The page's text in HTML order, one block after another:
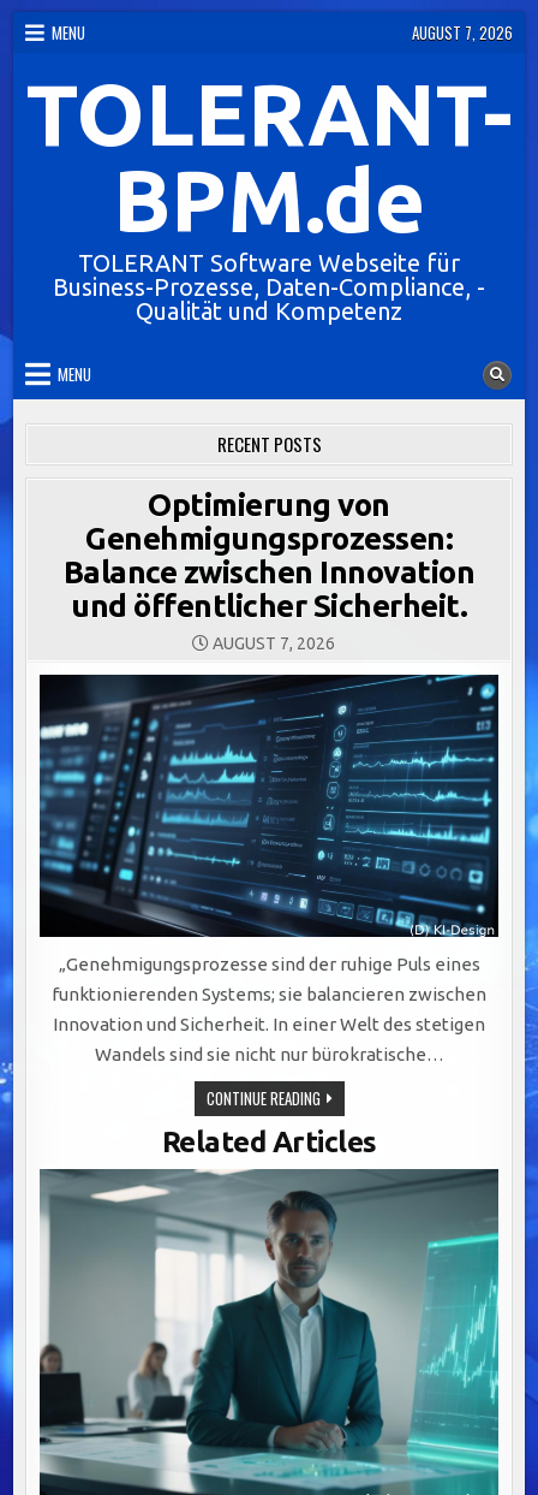
Skip
content
MENU AUGUST 7, 2026
TOLERANT-
BPM.de
TOLERANT Software Webseite für
Business-Prozesse, Daten-Compliance, -
Qualität und Kompetenz
MENU
RECENT POSTS
Optimierung von
Genehmigungsprozessen:
Balance zwischen Innovation
und öffentlicher Sicherheit.
AUGUST 7, 2026
„Genehmigungsprozesse sind der ruhige Puls eines
funktionierenden Systems; sie balancieren zwischen
Innovation und Sicherheit. In einer Welt des stetigen
Wandels sind sie nicht nur bürokratische…
CONTINUE READINGOPTIMIERUNG
VON
GENEHMIGUNGSPROZESSEN:
BALANCE
ZWISCHEN
INNOVATION
UND
ÖFFENTLICHER
SICHERHEIT.
Related Articles